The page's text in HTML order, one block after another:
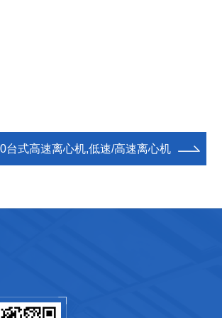
台式高速离心机,低速/高速离心机